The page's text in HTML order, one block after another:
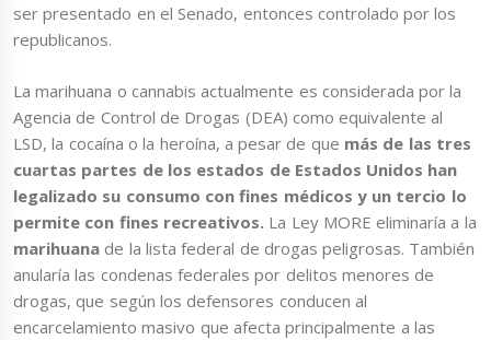
ser presentado en el Senado, entonces controlado por los
republicanos.
La marihuana o cannabis actualmente es considerada por la
Agencia de Control de Drogas (DEA) como equivalente al
LSD, la cocaína o la heroína, a pesar de que más de las tres
cuartas partes de los estados de Estados Unidos han
legalizado su consumo con fines médicos y un tercio lo
permite con fines recreativos. La Ley MORE eliminaría a la
marihuana de la lista federal de drogas peligrosas. También
anularía las condenas federales por delitos menores de
drogas, que según los defensores conducen al
encarcelamiento masivo que afecta principalmente a las